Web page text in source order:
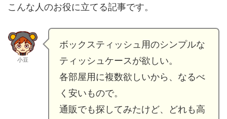
こんな人のお役に立てる記事です。
小豆
ボックスティッシュ用のシンプルな
ティッシュケースが欲しい。
各部屋用に複数欲しいから、なるべ
く安いもので。
通販でも探してみたけど、どれも高